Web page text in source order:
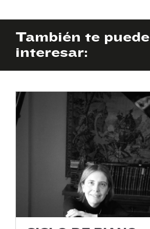
También te puede
interesar: